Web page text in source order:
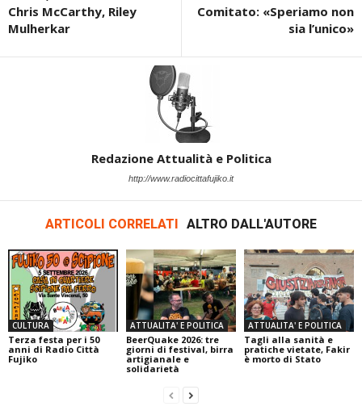
Chris McCarthy, Riley
Mulherkar
Comitato: «Speriamo non
sia l’unico»
Redazione Attualità e Politica
http://www.radiocittafujiko.it
ARTICOLI CORRELATI ALTRO DALL'AUTORE
CULTURA
Terza festa per i 50
anni di Radio Città
Fujiko
ATTUALITA' E POLITICA
BeerQuake 2026: tre
giorni di festival, birra
artigianale e
solidarietà
ATTUALITA' E POLITICA
Tagli alla sanità e
pratiche vietate, Fakir
è morto di Stato